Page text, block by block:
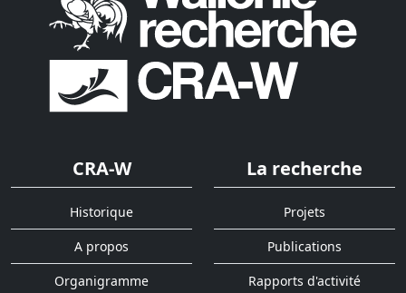
CRA-W
Historique
A propos
Organigramme
La recherche
Projets
Publications
Rapports d'activité